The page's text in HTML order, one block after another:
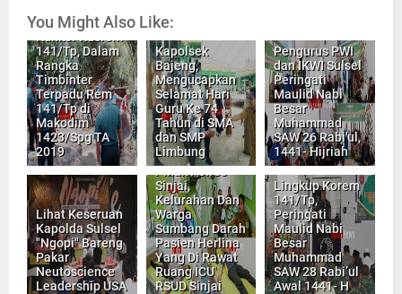
You Might Also Like:
141/Tp, Dalam
Rangka
Timbinter
Terpadu Rem
141/Tp di
Makodim
1423/Spg TA
2019
Kapolsek
Bajeng,
Mengucapkan
Selamat Hari
Guru Ke 74
Tahun di SMA
dan SMP
Limbung
Pengurus PWI
dan IKWI Sulsel
Peringati
Maulid Nabi
Besar
Muhammad
SAW 26 Rabi'ul,
1441- Hijriah
Lihat Keseruan
Kapolda Sulsel
"Ngopi" Bareng
Pakar
Neutoscience
Leadership USA
Sinjai,
Kelurahan Dan
Warga
Sumbang Darah
Pasien Herlina
Yang Di Rawat
Ruang ICU
RSUD Sinjai
Lingkup Korem
141/Tp,
Peringati
Maulid Nabi
Besar
Muhammad
SAW 28 Rabi’ul
Awal 1441- H